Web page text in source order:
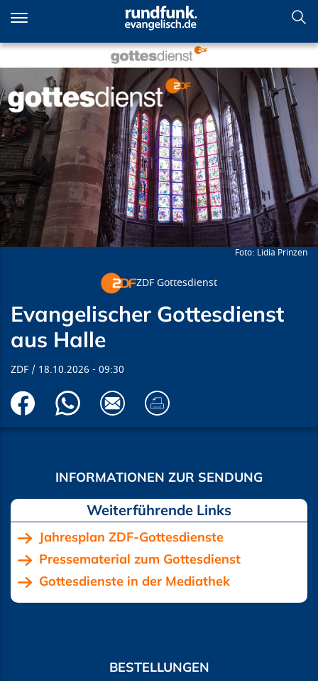
zum
Inhalt
Evangelischer Gottesdienst
aus Halle
Lidia Prinzen
ZDF Gottesdienst
Evangelischer Gottesdienst
aus Halle
ZDF 18.10.2026 09:30
Jahresplan ZDF-Gottesdienste
Pressematerial zum Gottesdienst
Gottesdienste in der Mediathek
BESTELLUNGEN